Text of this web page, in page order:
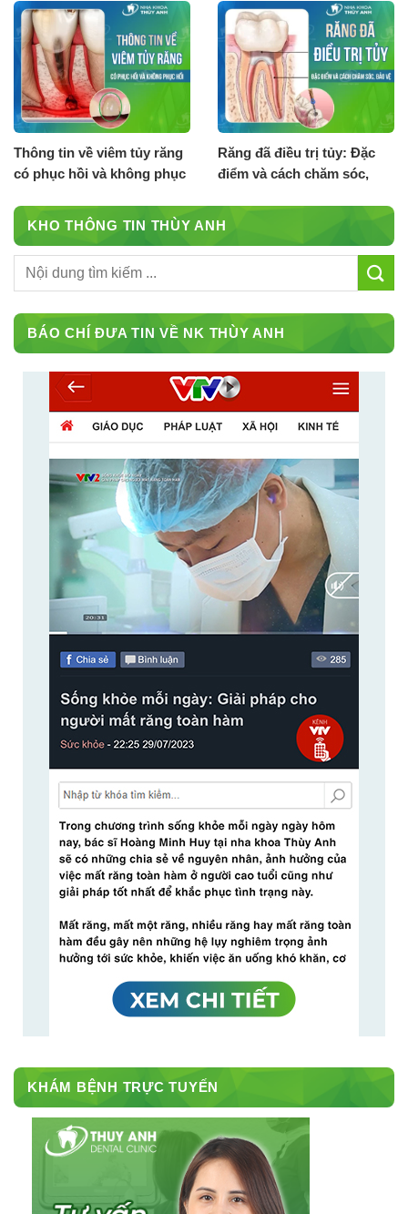
Thông tin về viêm tủy răng
có phục hồi và không phục
Răng đã điều trị tủy: Đặc
điểm và cách chăm sóc,
KHO THÔNG TIN THÙY ANH
BÁO CHÍ ĐƯA TIN VỀ NK THÙY ANH
KHÁM BỆNH TRỰC TUYẾN